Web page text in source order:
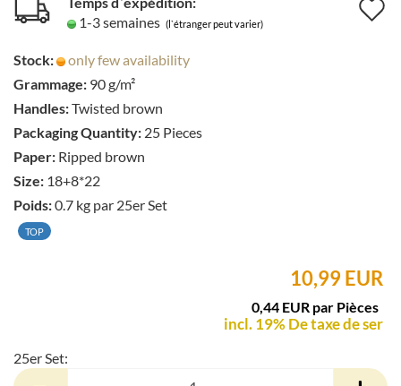
1-3 semaines (l`étranger peut varier)
Stock:
only few availability
Grammage: 90 g/m²
Handles:Twisted brown
Packaging Quantity: 25 Pieces
Paper: Ripped brown
Size: 18+8*22
Poids:0.7 kg par 25er Set
TOP
10,99 EUR
0,44 EUR par Pièces
incl. 19% De taxe de ser
25er Set:
25er